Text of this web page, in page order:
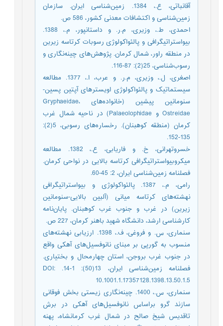
آقانباتی، ع.، 1384. زمین‌شناسی ایران. سازمان
زمین‌شناسی و اکتشافات معدنی کشور، 586 ص.
احمدی، ط.، وزیری، م.ر. و داستانپور، م.، 1388.
بیواستراتیگرافی و پالئواکولوژی رسوبات کرتاسه زیرین
در منطقه راور، شمال کرمان. پژوهش‌های چینه‌نگاری و
رسوب‌شناسی، 25(2): 87-116.
اصغری، ل.، وزیری، م.ر. و عرب، ا.، 1377. مطالعه
سیستماتیک و پالئواکولوژی اویسترهای آپتین پسین-
سنومانین پیشین (خانواده‌های Gryphaeidae،
Ostreidae و Palaeolophidae) در ناحیه شمال غرب
کرمان (منطقه کوهبنان). رخساره‌های رسوبی، 5(2):
135-152.
خسروتهرانی، خ. و فاریابی، ع.، 1382. مطالعه
میکروبیواستراتیگرافی کرتاسه بالایی در نواحی کرمان.
فصلنامه زمین‌شناسی ایران، 2: 45-60.
رامی، م.، 1387. پالئواکولوژی و بیواستراتیگرافی
نهشته‌های کرتاسه میانی (آلبین بالایی-سنومانین
زیرین) در غرب و جنوب غرب کوهبنان. پایان‌نامه
کارشناسی ارشد، دانشگاه شهید باهنر کرمان، 227 ص.
سنماری، س. و فروغی، ف.، 1398. ارزیابی نهشته‌های
منسوب به گورپی بر مبنای نانوفسیل‌های آهکی واقع
در جنوب غرب بروجن، استان چهارمحال و بختیاری.
فصلنامه زمین‌شناسی ایران، 13(50): 1-14. DOI:
10.1001.1.17357128.1398.13.50.1.5
سنماری، س.، 1400. چینه‌نگاری زیستی بخش فوقانی
سازند گرو براساس نانوفسیل‌های آهکی در برش
تاقدیس شیخ صالح در شمال غرب کرمانشاه، پهنه